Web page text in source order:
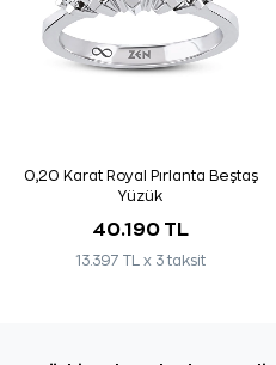
0,20 Karat Royal Pırlanta Beştaş
Yüzük
40.190 TL
13.397 TL x 3 taksit